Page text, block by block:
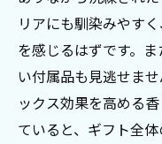
オリジナ
オリジ
喜ばれ
オリジ
耳か
リアにも馴染みやす
を感じるはずです。
い付属品も見逃せま
ックス効果を高める
ていると、ギフト全